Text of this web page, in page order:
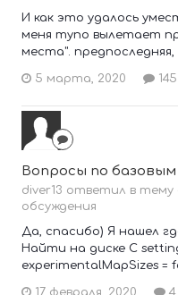
И как это удалось
меня тупо вылетает
места". предпоследняя,
5 марта, 2020
Вопросы по
diver13 ответил в тему
обсуждения
Да, спасибо) Я нашел
Найти на диске С
experimentalMapSizes =
17 февраля, 2020